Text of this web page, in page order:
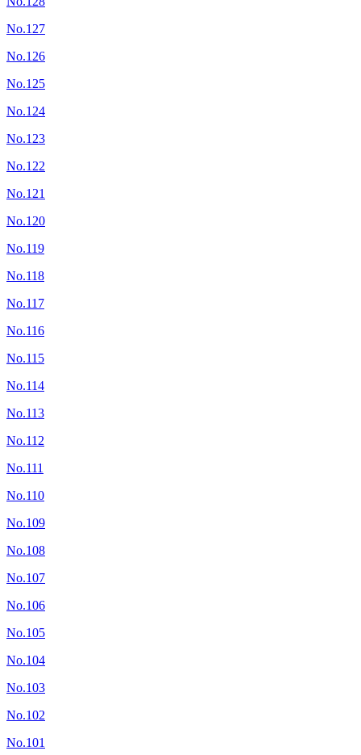
No.127
No.126
No.125
No.124
No.123
No.122
No.121
No.120
No.119
No.118
No.117
No.116
No.115
No.114
No.113
No.112
No.111
No.110
No.109
No.108
No.107
No.106
No.105
No.104
No.103
No.102
No.101